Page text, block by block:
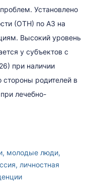
Установлено
(ОТН) по АЗ на
Высокий уровень
у субъектов с
при наличии
стороны родителей в
лечебно-
молодые люди,
личностная